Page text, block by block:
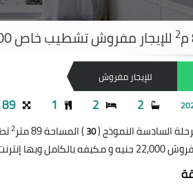
2 للإيجار مفروش تشطيب خاص 22,000 ج
للإيجار مفروش
2
2
1 89 م²
السادسة النموذج (30) المساحة 89 متر 2
وبها إنترنت